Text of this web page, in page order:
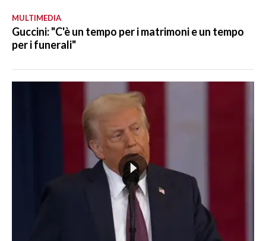
MULTIMEDIA
Guccini: "C'è un tempo per i matrimoni e un tempo
per i funerali"